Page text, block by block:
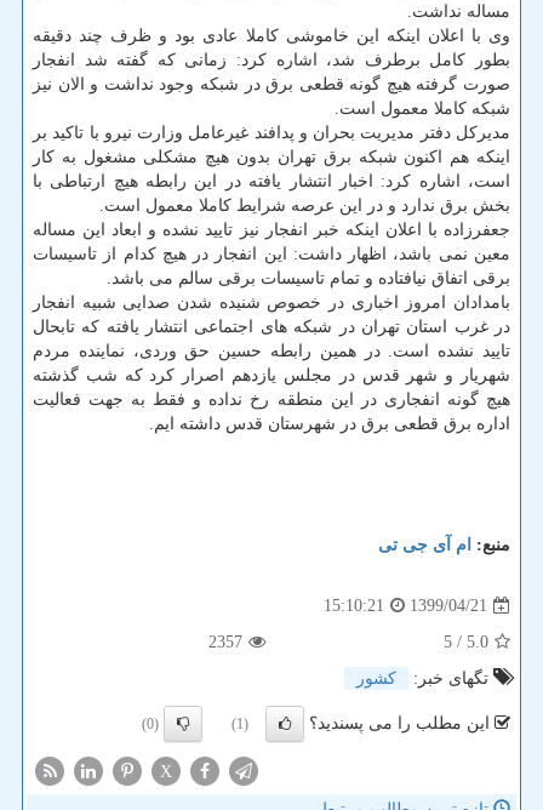
مساله نداشت.
وی با اعلان اینکه این خاموشی کاملا عادی بود و ظرف چند دقیقه
بطور کامل برطرف شد، اشاره کرد: زمانی که گفته شد انفجار
صورت گرفته هیچ گونه قطعی برق در شبکه وجود نداشت و الان نیز
شبکه کاملا معمول است.
مدیرکل دفتر مدیریت بحران و پدافند غیرعامل وزارت نیرو با تاکید بر
اینکه هم اکنون شبکه برق تهران بدون هیچ مشکلی مشغول به کار
است، اشاره کرد: اخبار انتشار یافته در این رابطه هیچ ارتباطی با
بخش برق ندارد و در این عرصه شرایط کاملا معمول است.
جعفرزاده با اعلان اینکه خبر انفجار نیز تایید نشده و ابعاد این مساله
معین نمی باشد، اظهار داشت: این انفجار در هیچ کدام از تاسیسات
برقی اتفاق نیافتاده و تمام تاسیسات برقی سالم می باشد.
بامدادان امروز اخباری در خصوص شنیده شدن صدایی شبیه انفجار
در غرب استان تهران در شبکه های اجتماعی انتشار یافته که تابحال
تایید نشده است. در همین رابطه حسین حق وردی، نماینده مردم
شهریار و شهر قدس در مجلس یازدهم اصرار کرد که شب گذشته
هیچ گونه انفجاری در این منطقه رخ نداده و فقط به جهت فعالیت
اداره برق قطعی برق در شهرستان قدس داشته ایم.
منبع: ام آی جی تی
1399/04/21
15:10:21
5.0
/ 5
2357
تگهای خبر:
كشور
این مطلب را می پسندید؟ (1)
(0)
X